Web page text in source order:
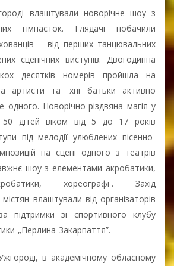
влаштували новорічне шоу з
гімнасток. Глядачі побачили
– від перших танцювальних
сценічних виступів. Двогодинна
десятків номерів пройшла на
артисти та їхні батьки активно
одного. Новорічно-різдвяна магія у
50 дітей віком від 5 до 17 років
під мелодії улюблених пісенно-
на сцені одного з театрів
шоу з елементами акробатики,
хореографії. Захід
влаштували від організаторів
підтримки зі спортивного клубу
„Перлина Закарпаття”.
в академічному обласному